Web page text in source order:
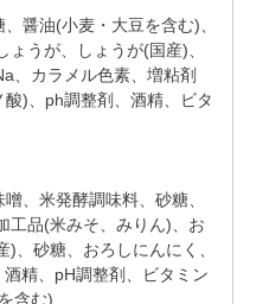
醤油(小麦・大豆を含む)、
うが、しょうが(国産)、
、カラメル色素、増粘剤
)、ph調整剤、酒精、ビタ
、米発酵調味料、砂糖、
工品(米みそ、みりん)、お
、砂糖、おろしにんにく、
精、pH調整剤、ビタミン
含む)